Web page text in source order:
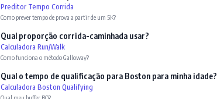
Preditor Tempo Corrida
Como prever tempo de prova a partir de um 5K?
Qual proporção corrida-caminhada usar?
Calculadora Run/Walk
Como funciona o método Galloway?
Qual o tempo de qualificação para Boston para minha idade?
Calculadora Boston Qualifying